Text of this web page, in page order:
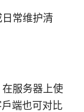
常维护清
服务器上使
端也可对比